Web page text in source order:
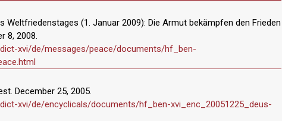
Weltfriedenstages (1. Januar 2009): Die Armut bekämpfen den Frieden
8, 2008.
xvi/de/messages/peace/documents/hf_ben-
December 25, 2005.
xvi/de/encyclicals/documents/hf_ben-xvi_enc_20051225_deus-